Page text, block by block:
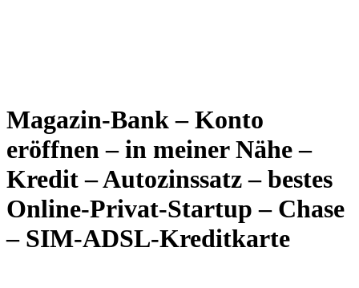
Magazin-Bank – Konto
eröffnen – in meiner Nähe –
Kredit – Autozinssatz – bestes
Online-Privat-Startup – Chase
– SIM-ADSL-Kreditkarte